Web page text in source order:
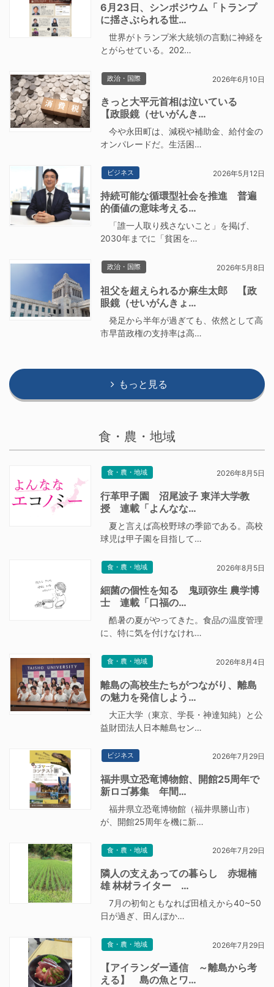
6月23日、シンポジウム「トランプ
に揺さぶられる世…
世界がトランプ米大統領の言動に神経を
とがらせている。202…
政治・国際 2026年6月10日
きっと大平元首相は泣いている
【政眼鏡（せいがんき…
今や永田町は、減税や補助金、給付金の
オンパレードだ。生活困…
ビジネス 2026年5月12日
持続可能な循環型社会を推進 普遍
的価値の意味考える…
「誰一人取り残さないこと」を掲げ、
2030年までに「貧困を…
政治・国際 2026年5月8日
祖父を超えられるか麻生太郎 【政
眼鏡（せいがんきょ…
発足から半年が過ぎても、依然として高
市早苗政権の支持率は高…
もっと見る
食・農・地域
食・農・地域 2026年8月5日
行革甲子園 沼尾波子 東洋大学教
授 連載「よんなな…
夏と言えば高校野球の季節である。高校
球児は甲子園を目指して…
食・農・地域 2026年8月5日
細菌の個性を知る 鬼頭弥生 農学博
士 連載「口福の…
酷暑の夏がやってきた。食品の温度管理
に、特に気を付けなけれ…
食・農・地域 2026年8月4日
離島の高校生たちがつながり、離島
の魅力を発信しよう…
大正大学（東京、学長・神達知純）と公
益財団法人日本離島セン…
ビジネス 2026年7月29日
福井県立恐竜博物館、開館25周年で
新ロゴ募集 年間…
福井県立恐竜博物館（福井県勝山市）
が、開館25周年を機に新…
食・農・地域 2026年7月29日
隣人の支えあっての暮らし 赤堀楠
雄 林材ライター …
7月の初旬ともなれば田植えから40~50
日が過ぎ、田んぼか…
食・農・地域 2026年7月29日
【アイランダー通信 ～離島から考
える】 島の魚とワ…